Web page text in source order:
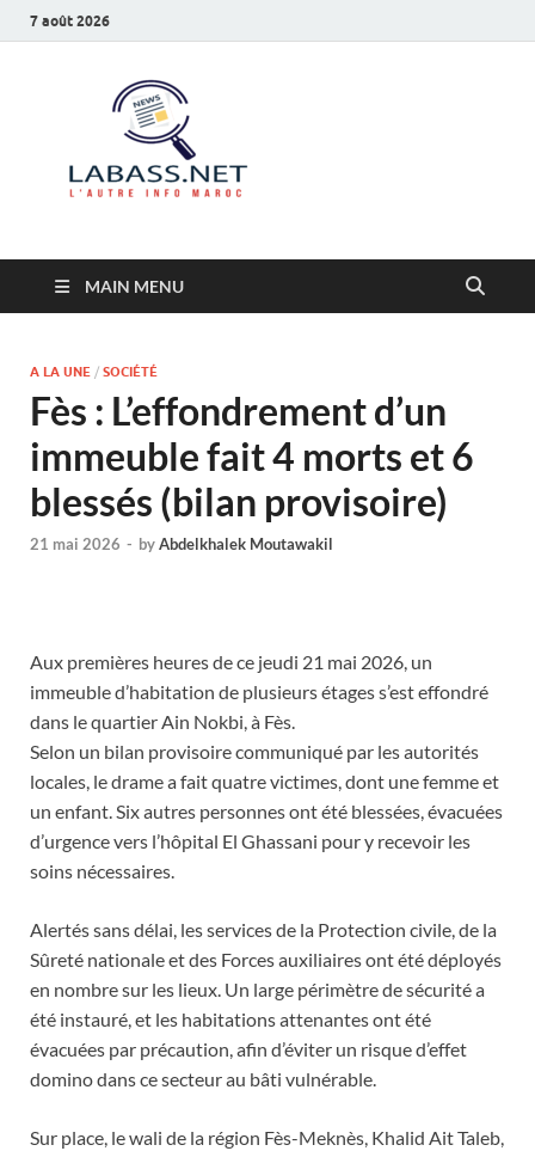
7 août 2026
MAIN MENU
A LA UNE / SOCIÉTÉ
Fès : L’effondrement d’un
immeuble fait 4 morts et 6
blessés (bilan provisoire)
21 mai 2026 - byAbdelkhalek Moutawakil
Aux premières heures de ce jeudi 21 mai 2026, un
immeuble d’habitation de plusieurs étages s’est effondré
dans le quartier Ain Nokbi, à Fès.
Selon un bilan provisoire communiqué par les autorités
locales, le drame a fait quatre victimes, dont une femme et
un enfant. Six autres personnes ont été blessées, évacuées
d’urgence vers l’hôpital El Ghassani pour y recevoir les
soins nécessaires.
Alertés sans délai, les services de la Protection civile, de la
Sûreté nationale et des Forces auxiliaires ont été déployés
en nombre sur les lieux. Un large périmètre de sécurité a
été instauré, et les habitations attenantes ont été
évacuées par précaution, afin d’éviter un risque d’effet
domino dans ce secteur au bâti vulnérable.
Sur place, le wali de la région Fès-Meknès, Khalid Ait Taleb,